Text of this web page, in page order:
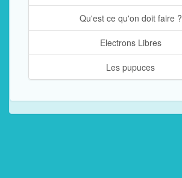
Qu'est ce qu'on doit faire ?
Electrons Libres
Les pupuces